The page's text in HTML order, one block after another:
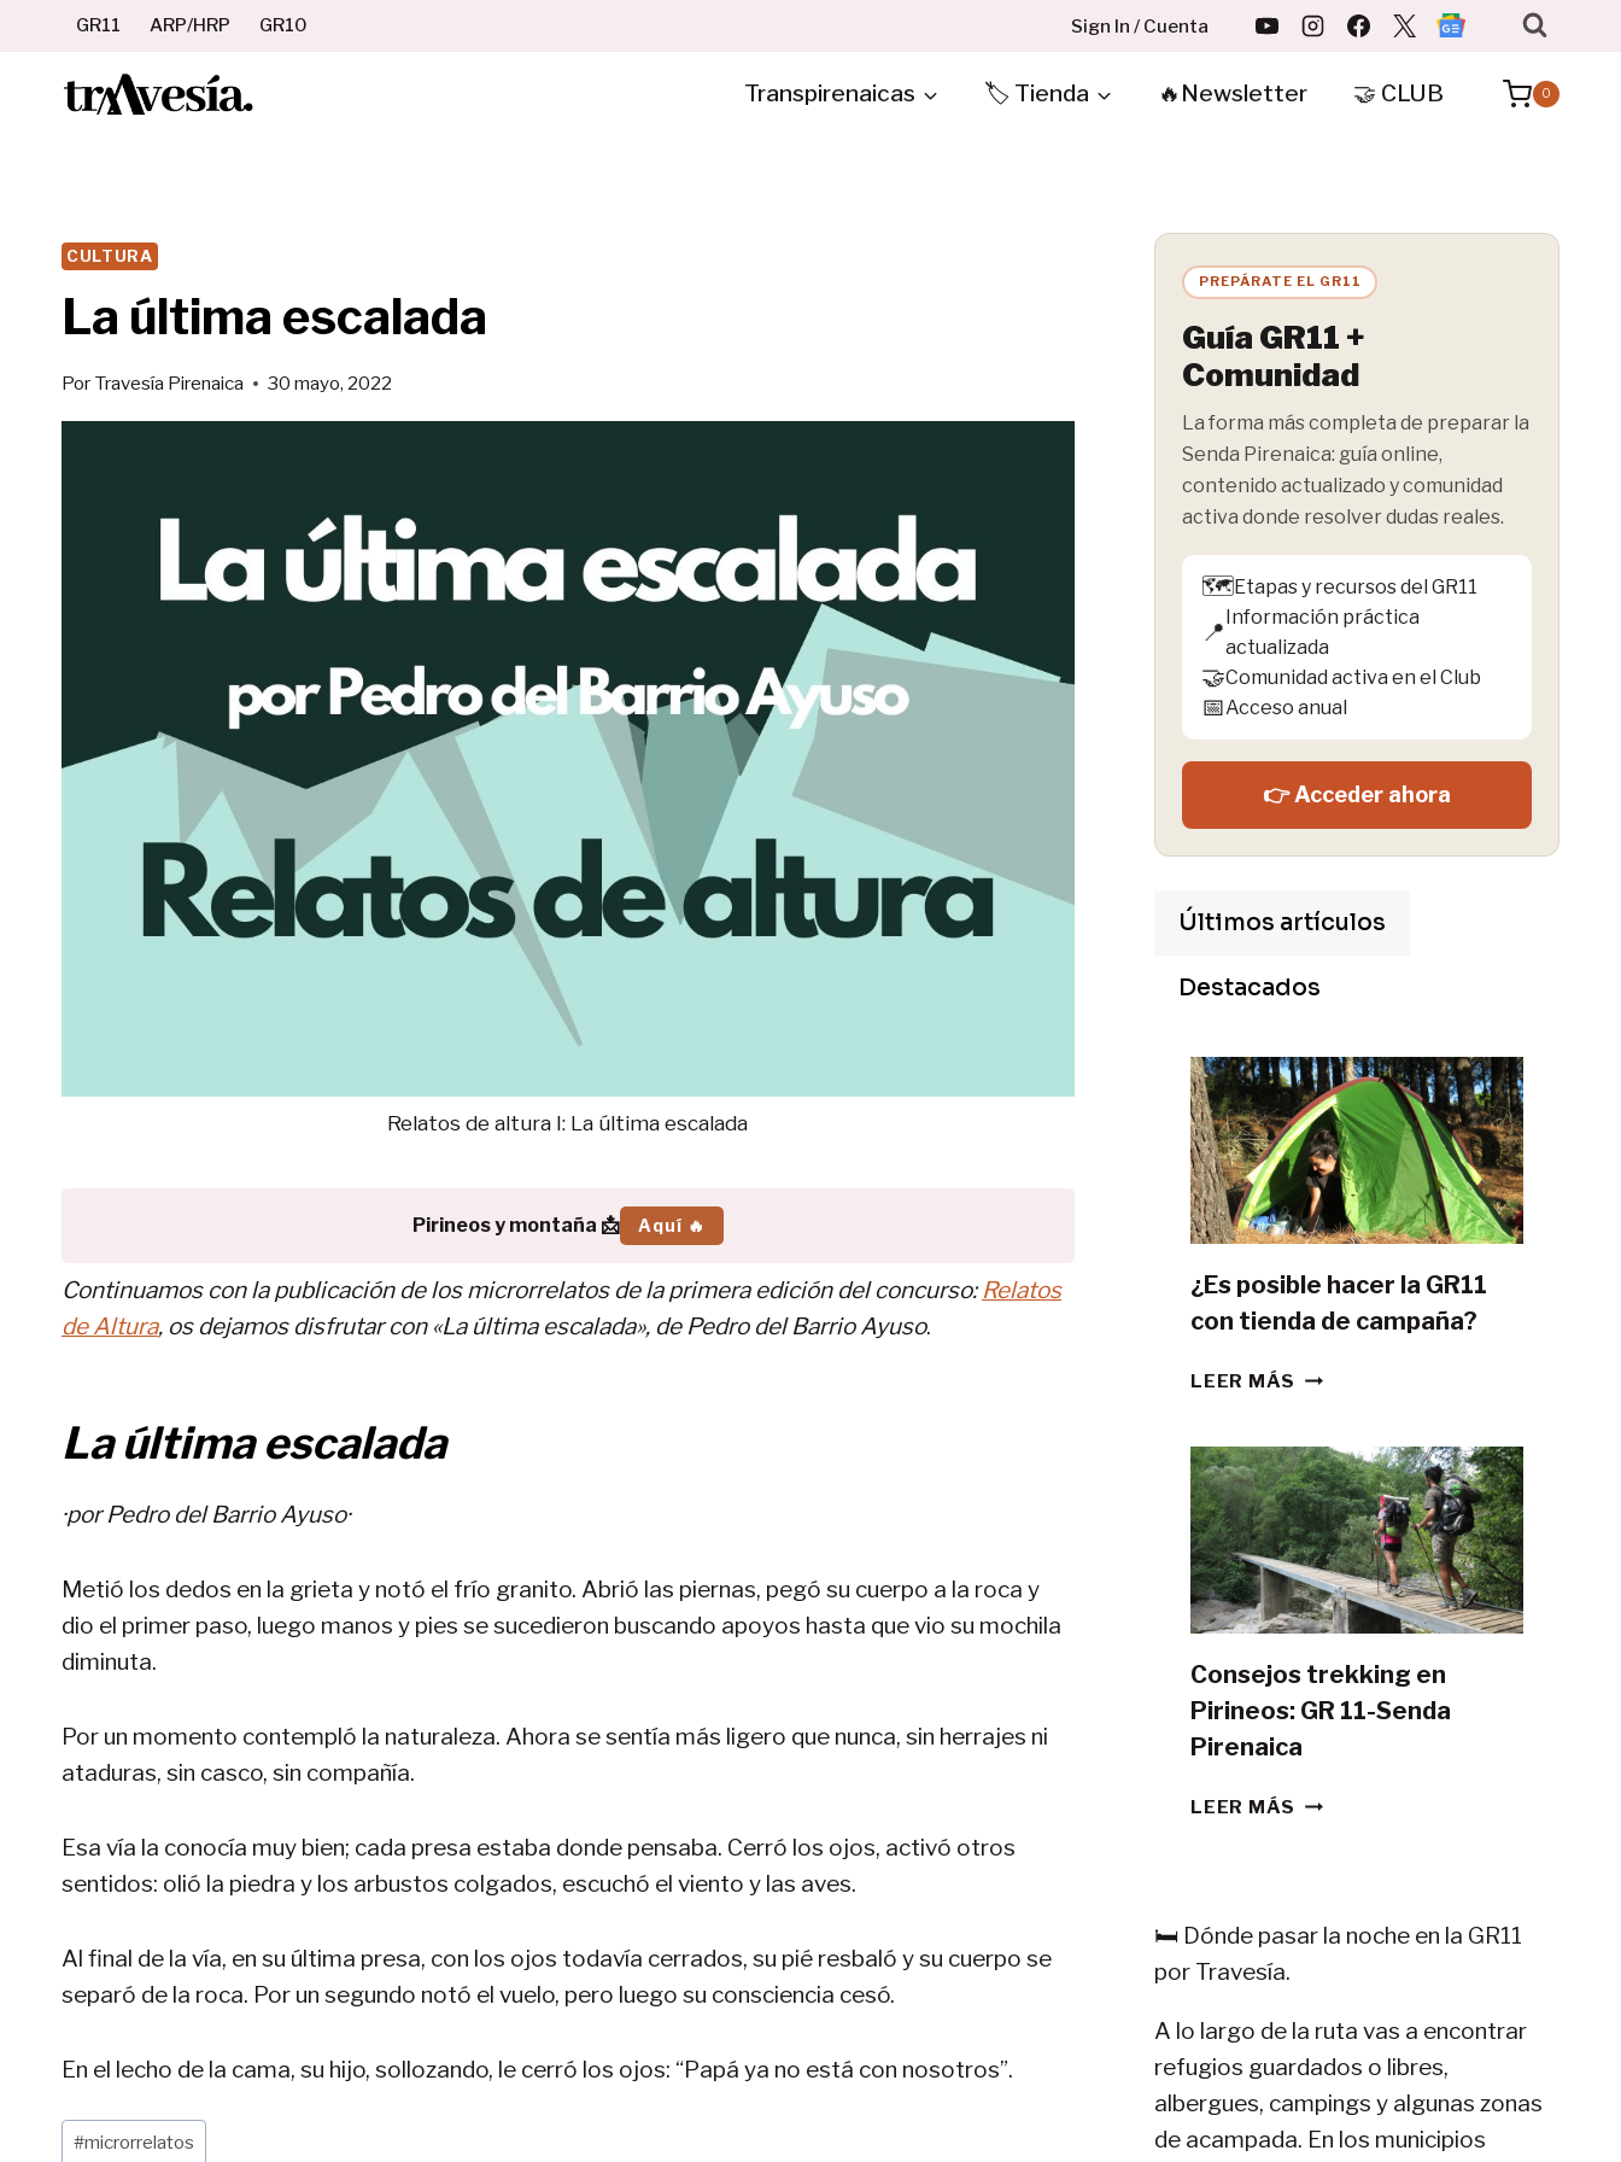
contenido
GR11 ARP/HRP GR10 Sign In / Cuenta
Transpirenaicas 🏷️ Tienda 🔥Newsletter 🤝 CLUB 0
CULTURA
La última escalada
Por Travesía Pirenaica 30 mayo, 2022
Relatos de altura I: La última escalada
Pirineos y montaña 📩 Aquí 🔥
Continuamos con la publicación de los microrrelatos de la primera edición del concurso:Relatos
de Altura, os dejamos disfrutar con «La última escalada», de Pedro del Barrio Ayuso.
La última escalada
·porPedro del Barrio Ayuso·
Metió los dedos en la grieta y notó el frío granito. Abrió las piernas, pegó su cuerpo a la roca y
dio el primer paso, luego manos y pies se sucedieron buscando apoyos hasta que vio su mochila
diminuta.
Por un momento contempló la naturaleza. Ahora se sentía más ligero que nunca, sin herrajes ni
ataduras, sin casco, sin compañía.
Esa vía la conocía muy bien; cada presa estaba donde pensaba. Cerró los ojos, activó otros
sentidos: olió la piedra y los arbustos colgados, escuchó el viento y las aves.
Al final de la vía, en su última presa, con los ojos todavía cerrados, su pié resbaló y su cuerpo se
separó de la roca. Por un segundo notó el vuelo, pero luego su consciencia cesó.
En el lecho de la cama, su hijo, sollozando, le cerró los ojos: “Papá ya no está con nosotros”.
Etiquetas
#microrrelatos
PREPÁRATE EL GR11
Guía GR11 +
Comunidad
La forma más completa de preparar la
Senda Pirenaica: guía online,
contenido actualizado y comunidad
activa donde resolver dudas reales.
🗺️Etapas y recursos del GR11
📍
Información práctica
actualizada
🤝Comunidad activa en el Club
📅Acceso anual
👉 Acceder ahora
Últimos artículos
Destacados
¿Es posible hacer la GR11
con tienda de campaña?
LEER MÁS ¿ES
LA
GR11
CON
TIENDA
DE
CAMPAÑA?
Consejos trekking en
Pirineos: GR 11-Senda
Pirenaica
LEER MÁS CONSEJOS
11-
🛏️ Dónde pasar la noche en la GR11
por Travesía.
A lo largo de la ruta vas a encontrar
refugios guardados o libres,
albergues, campings y algunas zonas
de acampada. En los municipios